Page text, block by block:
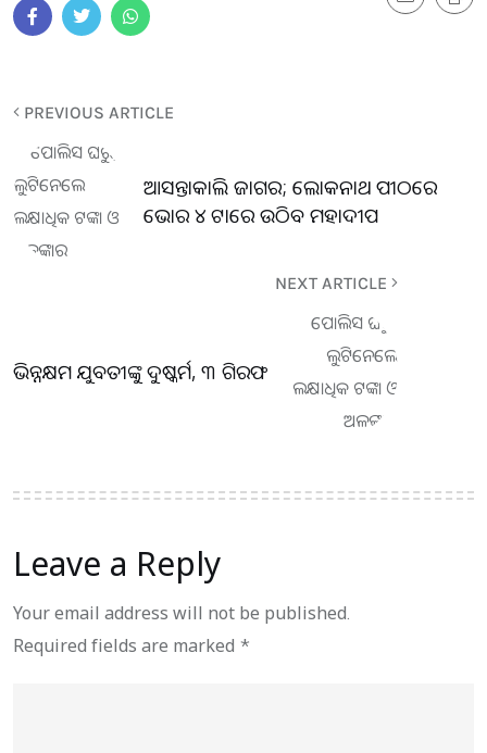
PREVIOUS ARTICLE
ଆସନ୍ତାକାଲି ଜାଗର; ଲୋକନାଥ ପୀଠରେ
ଭୋର ୪ ଟାରେ ଉଠିବ ମହାଦୀପ
NEXT ARTICLE
ଭିନ୍ନକ୍ଷମ ଯୁବତୀଙ୍କୁ ଦୁଷ୍କର୍ମ, ୩ ଗିରଫ
Leave a Reply
Your email address will not be published.
Required fields are marked *